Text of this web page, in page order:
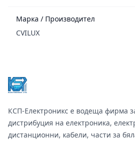
Марка / Производител
CVILUX
КСП-Електроникс е водеща фирма
дистрибуция на електроника,
дистанционни, кабели, части за